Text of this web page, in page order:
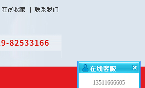
13511666605